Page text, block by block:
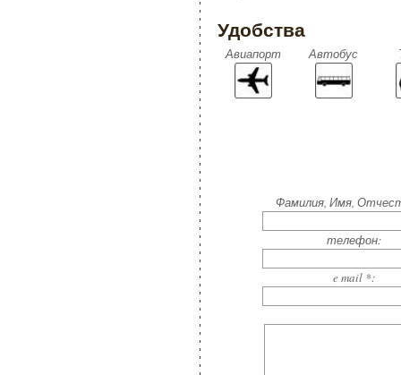
Удобства
Авиапорт Автобус
Фамилия, Имя,
телефон:
e mail *: